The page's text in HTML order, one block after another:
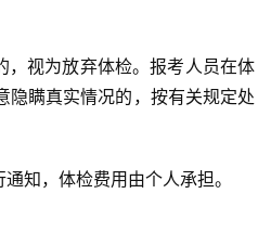
，视为放弃体检。报考人员在体
隐瞒真实情况的，按有关规定处
知，体检费用由个人承担。